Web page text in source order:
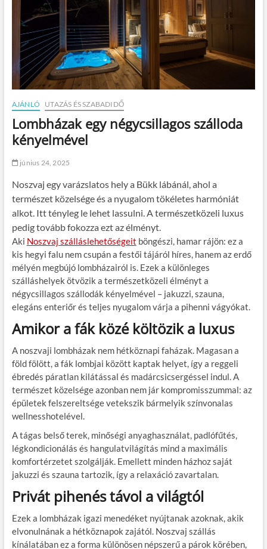
AJÁNLÓ UTAZÁS ÉS SZABADIDŐ
Lombházak egy négycsillagos szálloda
kényelmével
június 24, 2025
Noszvaj egy varázslatos hely a Bükk lábánál, ahol a
természet közelsége és a nyugalom tökéletes harmóniát
alkot. Itt tényleg le lehet lassulni. A természetközeli luxus
pedig tovább fokozza ezt az élményt.
Aki Noszvaj szálláslehetőségeit böngészi, hamar rájön: ez a
kis hegyi falu nem csupán a festői tájáról híres, hanem az erdő
mélyén megbújó lombházairól is. Ezek a különleges
szálláshelyek ötvözik a természetközeli élményt a
négycsillagos szállodák kényelmével – jakuzzi, szauna,
elegáns enteriőr és teljes nyugalom várja a pihenni vágyókat.
Amikor a fák közé költözik a luxus
A noszvaji lombházak nem hétköznapi faházak. Magasan a
föld fölött, a fák lombjai között kaptak helyet, így a reggeli
ébredés páratlan kilátással és madárcsicsergéssel indul. A
természet közelsége azonban nem jár kompromisszummal: az
épületek felszereltsége vetekszik bármelyik színvonalas
wellnesshotelével.
A tágas belső terek, minőségi anyaghasználat, padlófűtés,
légkondicionálás és hangulatvilágítás mind a maximális
komfortérzetet szolgálják. Emellett minden házhoz saját
jakuzzi és szauna tartozik, így a relaxáció zavartalan.
Privát pihenés távol a világtól
Ezek a lombházak igazi menedéket nyújtanak azoknak, akik
elvonulnának a hétköznapok zajától. Noszvaj szállás
kínálatában ez a forma különösen népszerű a párok körében,